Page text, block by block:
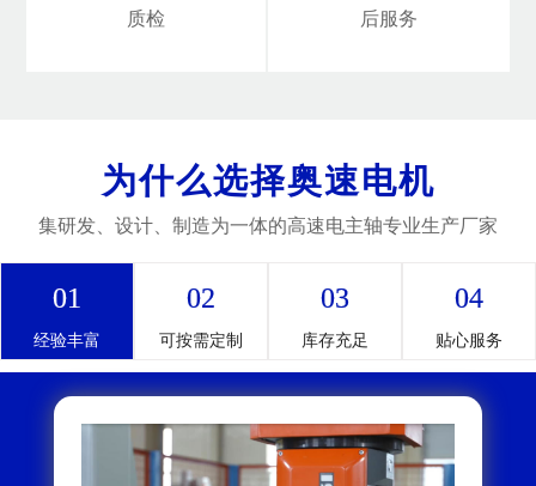
质检 后服务
为什么选择奥速电机
集研发、设计、制造为一体的高速电主轴专业生产厂家
01
经验丰富
02
可按需定制
03
库存充足
04
贴心服务